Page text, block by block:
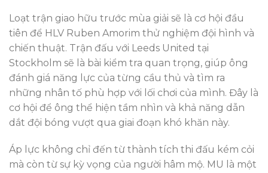
Loạt trận giao hữu trước mùa giải sẽ là cơ hội đầu
tiên để HLV Ruben Amorim thử nghiệm đội hình và
chiến thuật. Trận đấu với Leeds United tại
Stockholm sẽ là bài kiểm tra quan trọng, giúp ông
đánh giá năng lực của từng cầu thủ và tìm ra
những nhân tố phù hợp với lối chơi của mình. Đây là
cơ hội để ông thể hiện tầm nhìn và khả năng dẫn
dắt đội bóng vượt qua giai đoạn khó khăn này.
Áp lực không chỉ đến từ thành tích thi đấu kém cỏi
mà còn từ sự kỳ vọng của người hâm mộ. MU là một